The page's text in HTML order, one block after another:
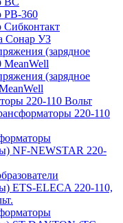
PB-360
Сибконтакт
Сонар УЗ
(зарядное
MeanWell
(зарядное
220-110 Вольт
220-110
NF-NEWSTAR 220-
ETS-ELECA 220-110,